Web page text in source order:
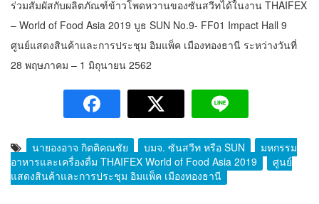
ร่วมสัมผัสกับผลิตภัณฑ์ข้าวโพดหวานของซันสวีทได้ในงาน THAIFEX
– World of Food Asia 2019 บูธ SUN No.9- FF01 Impact Hall 9
ศูนย์แสดงสินค้าและการประชุม อิมแพ็ค เมืองทองธานี ระหว่างวันที่
28 พฤษภาคม – 1 มิถุนายน 2562
นายองอาจ กิตติคุณชัย บมจ. ซันสวีท หรือ SUN
มหกรรม
อาหารและเครื่องดื่ม THAIFEX World of Food Asia 2019
ศูนย์
แสดงสินค้าและการประชุม อิมแพ็ค เมืองทองธานี